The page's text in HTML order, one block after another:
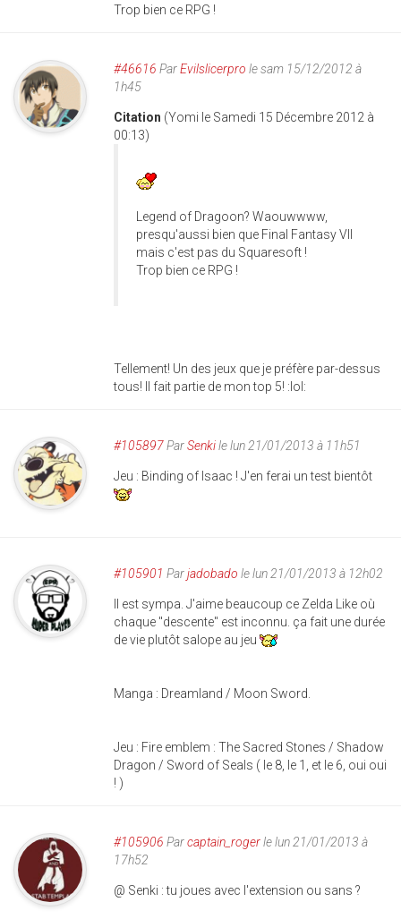
Trop bien ce RPG !
#46616 ParEvilslicerpro le sam 15/12/2012 à
1h45
Citation (Yomi le Samedi 15 Décembre 2012 à
00:13)
Legend of Dragoon? Waouwwww,
presqu'aussi bien que Final Fantasy VII
mais c'est pas du Squaresoft !
Trop bien ce RPG !
Tellement! Un des jeux que je préfère par-dessus
tous! Il fait partie de mon top 5! :lol:
#105897ParSenkile lun 21/01/2013 à 11h51
Jeu : Binding of Isaac ! J'en ferai un test bientôt
#105901 Parjadobado le lun 21/01/2013 à 12h02
Il est sympa. J'aime beaucoup ce Zelda Like où
chaque "descente" est inconnu. ça fait une durée
de vie plutôt salope au jeu
Manga : Dreamland / Moon Sword.
Jeu : Fire emblem : The Sacred Stones / Shadow
Dragon / Sword of Seals ( le 8, le 1, et le 6, oui oui
! )
#105906 Parcaptain_rogerle lun 21/01/2013 à
17h52
@ Senki : tu joues avec l'extension ou sans ?